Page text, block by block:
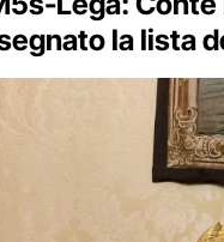
la lista